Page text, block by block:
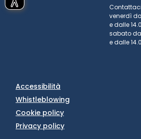
venerdì
e dalle
sabato
e dalle
Accessibilità
Whistleblowing
Cookie policy
Privacy policy